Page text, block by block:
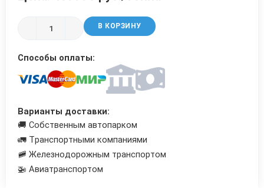
В КОРЗИНУ
Способы оплаты:
Варианты доставки:
🚚 Собственным автопарком
🚛 Транспортными компаниями
🚞 Железнодорожным транспортом
🚁 Авиатранспортом
Трубы в ВУС изоляции